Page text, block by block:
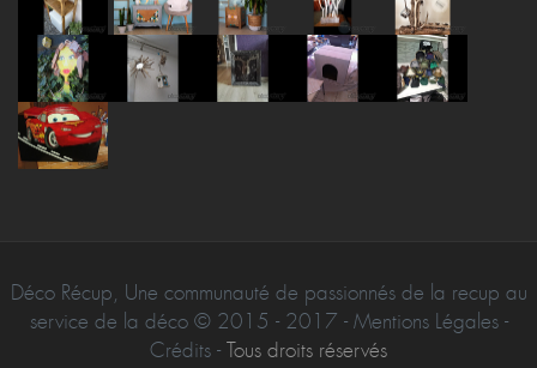
Déco Récup, Une communauté de passionnés de la recup au
service de la déco © 2015 - 2017 - Mentions Légales -
Crédits - Tous droits réservés